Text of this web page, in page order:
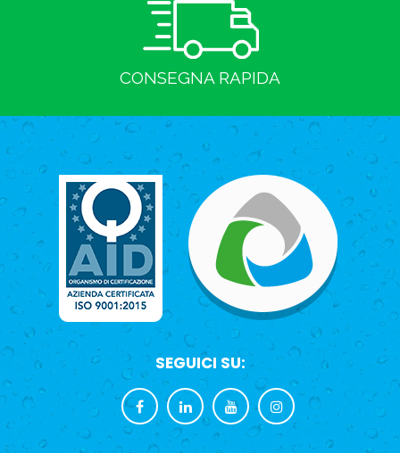
CONSEGNA RAPIDA
SEGUICI SU: